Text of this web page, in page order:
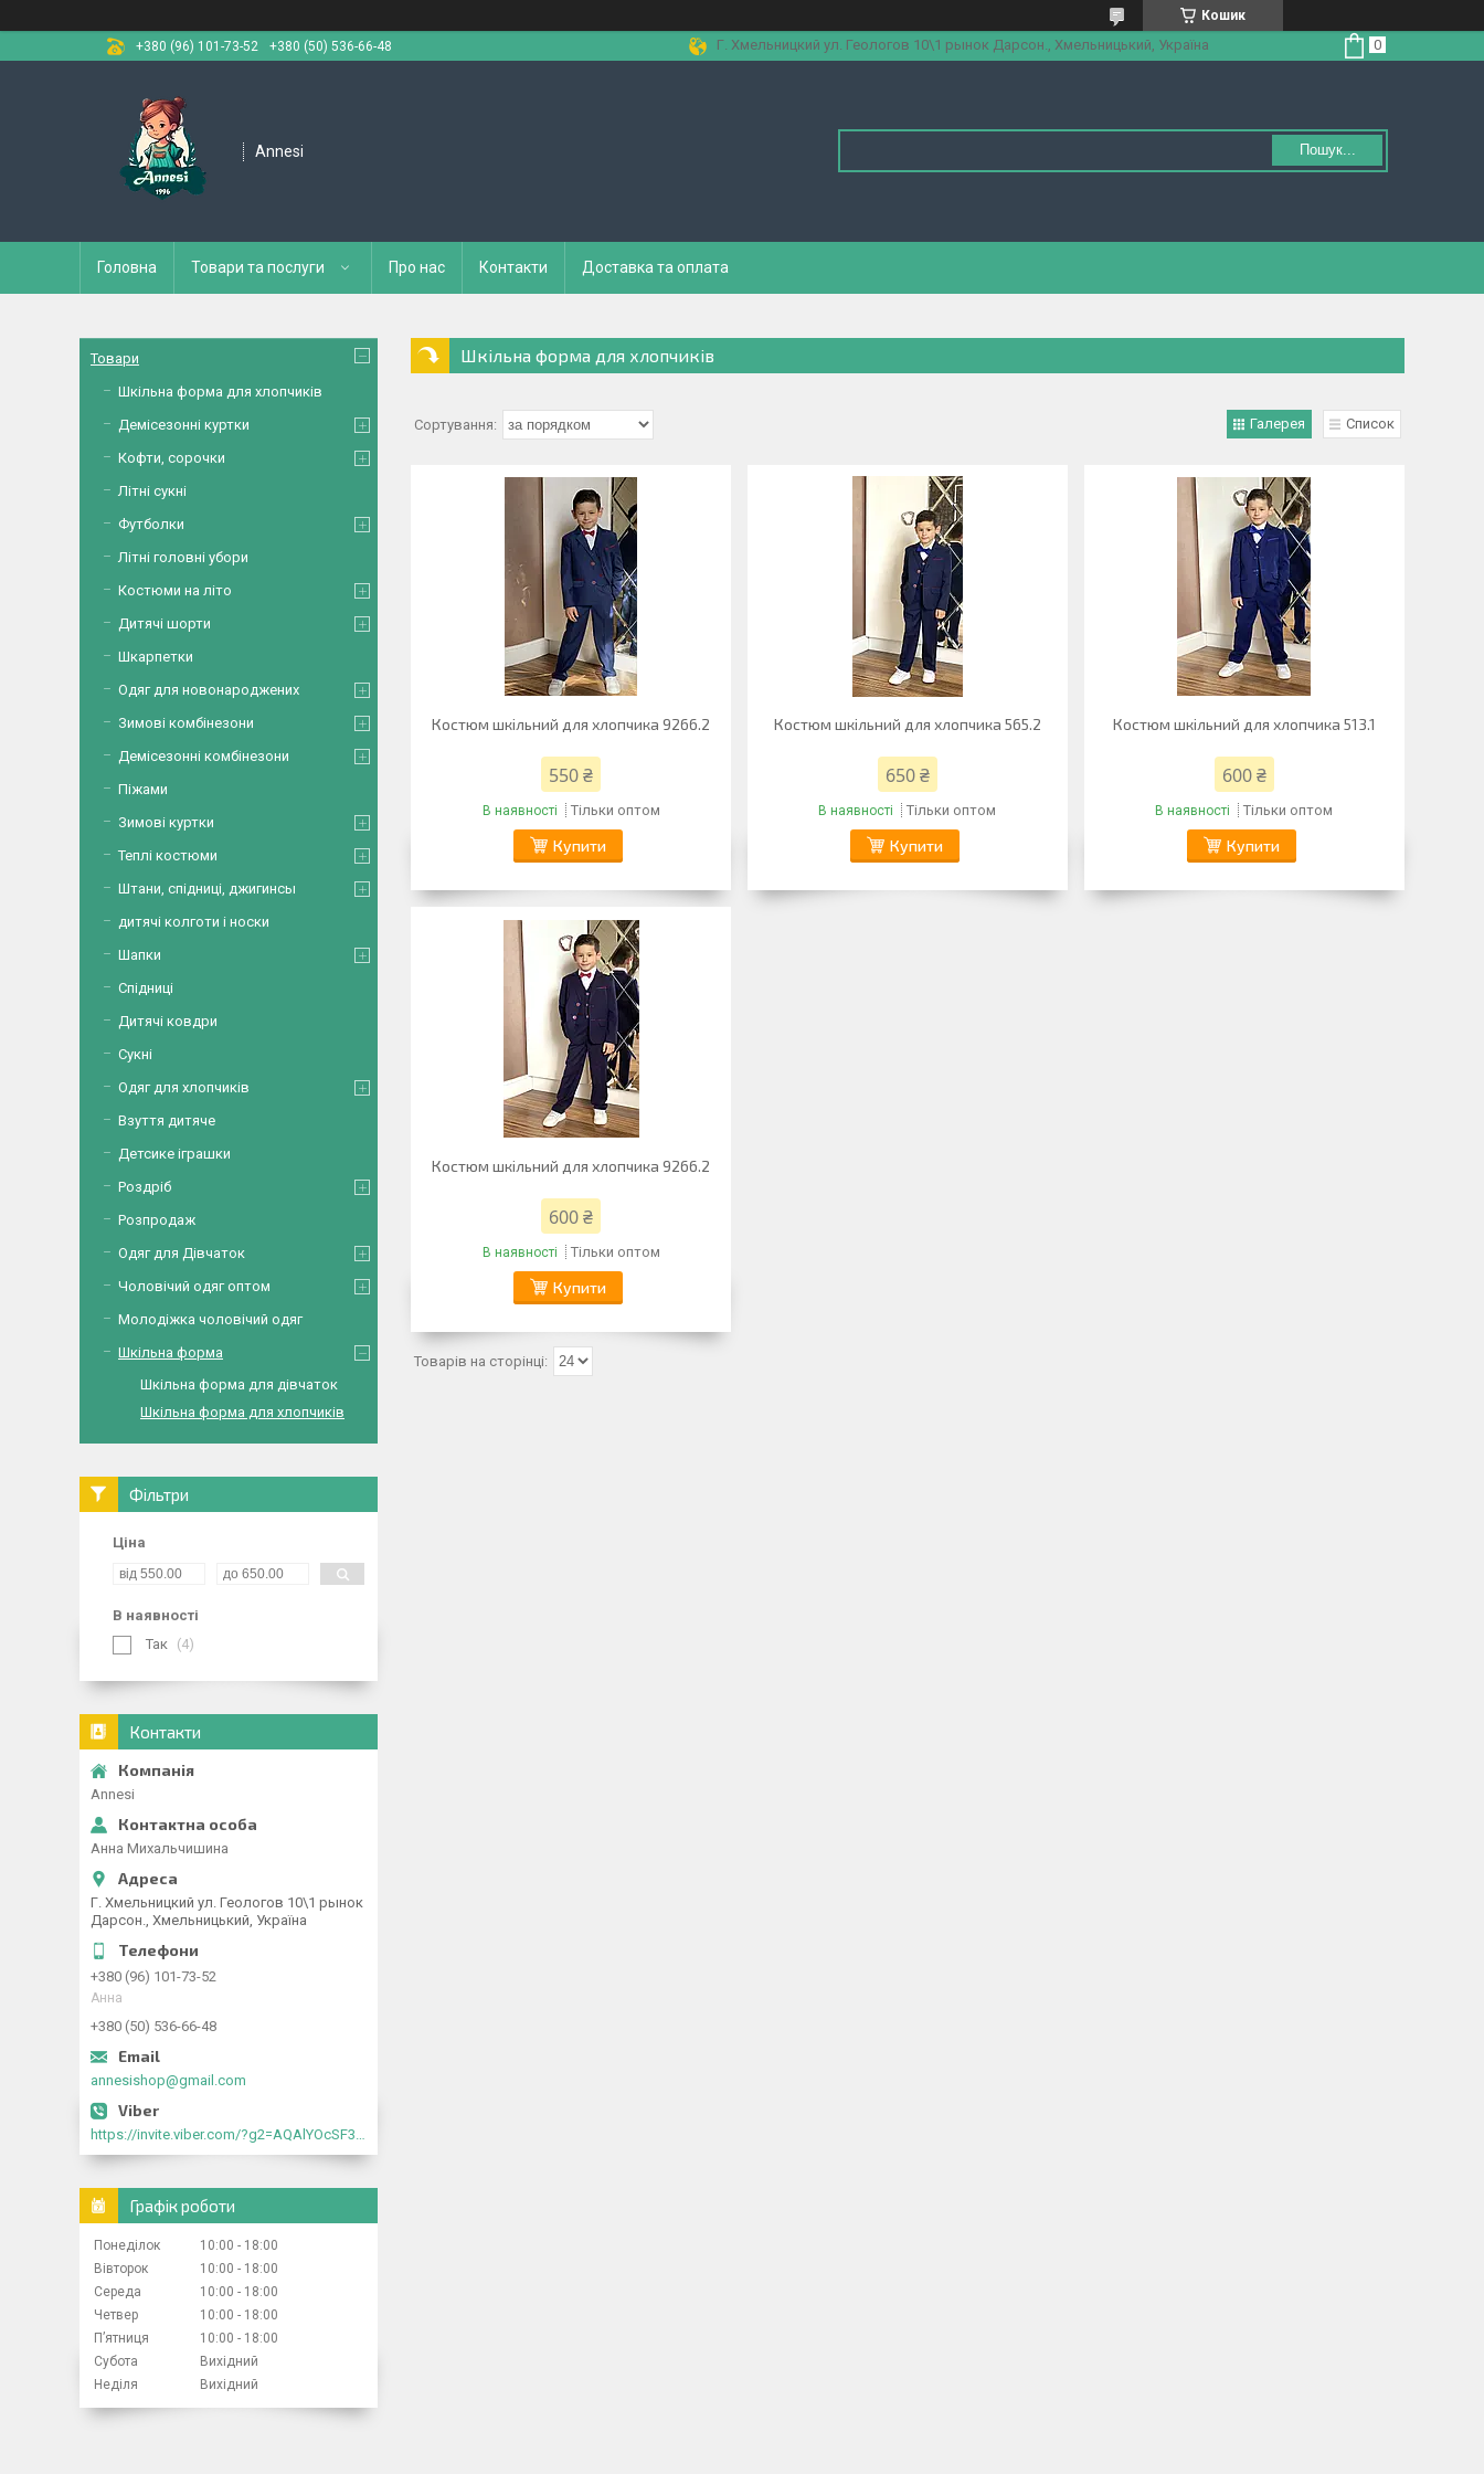
Кошик
+380 (96) 101-73-52
+380 (50) 536-66-48 Г. Хмельницкий ул. Геологов 10\1 рынок Дарсон., Хмельницький, Україна
Annesi Пошук...
Головна Товари та послуги Про нас Контакти Доставка та оплата
Шкільна форма для хлопчиків
Галерея Список
Костюм шкільний для хлопчика 9266.2
550 ₴
В наявності Тільки оптом
Купити
Костюм шкільний для хлопчика 565.2
650 ₴
В наявності Тільки оптом
Купити
Костюм шкільний для хлопчика 513.1
600 ₴
В наявності Тільки оптом
Купити
Костюм шкільний для хлопчика 9266.2
600 ₴
В наявності Тільки оптом
Купити
Товари
Шкільна форма для хлопчиків
Демісезонні куртки
Кофти, сорочки
Літні сукні
Футболки
Літні головні убори
Костюми на літо
Дитячі шорти
Шкарпетки
Одяг для новонароджених
Зимові комбінезони
Демісезонні комбінезони
Піжами
Зимові куртки
Теплі костюми
Штани, спідниці, джигинсы
дитячі колготи і носки
Шапки
Спідниці
Дитячі ковдри
Сукні
Одяг для хлопчиків
Взуття дитяче
Детсике іграшки
Роздріб
Розпродаж
Одяг для Дівчаток
Чоловічий одяг оптом
Молодіжка чоловічий одяг
Шкільна форма
Шкільна форма для дівчаток
Шкільна форма для хлопчиків
Фільтри
Ціна
В наявності
Так
4
Контакти
Annesi
Анна Михальчишина
Г. Хмельницкий ул. Геологов 10\1 рынок
Дарсон., Хмельницький, Україна
+380 (96) 101-73-52
Анна
+380 (50) 536-66-48
annesishop@gmail.com
https://invite.viber.com/?g2=AQAlYOcSF30rb0kdJdojYDWtk4sNE5eWPg2Om5jJmRlpJwnTwfwnCzMMxer2vioZ"
Графік роботи
Понеділок 10:00
18:00
Вівторок
10:00
18:00
Середа
10:00
18:00
Четвер
10:00
18:00
Пʼятниця
10:00
18:00
Субота
Вихідний
Неділя
Вихідний